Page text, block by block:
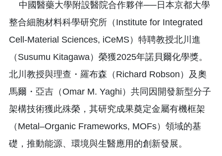
中國醫藥大學附設醫院合作夥伴──日本京都大學
整合細胞材料科學研究所（Institute for Integrated
Cell-Material Sciences, iCeMS）特聘教授北川進
（Susumu Kitagawa）榮獲2025年諾貝爾化學獎。
北川教授與理查・羅布森（Richard Robson）及奧
馬爾・亞吉（Omar M. Yaghi）共同因開發新型分子
架構技術獲此殊榮，其研究成果奠定金屬有機框架
（Metal–Organic Frameworks, MOFs）領域的基
礎，推動能源、環境與生醫應用的創新發展。